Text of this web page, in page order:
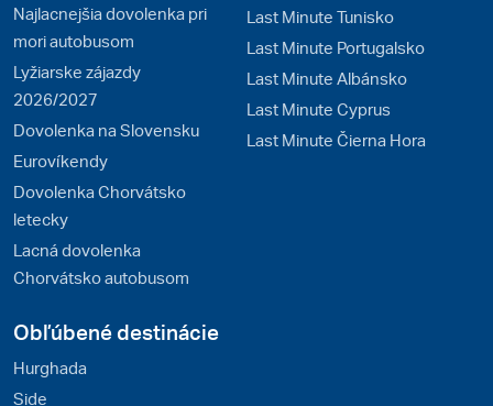
Najlacnejšia dovolenka pri
mori autobusom
Lyžiarske zájazdy
2026/2027
Dovolenka na Slovensku
Eurovíkendy
Dovolenka Chorvátsko
letecky
Lacná dovolenka
Chorvátsko autobusom
Last Minute Tunisko
Last Minute Portugalsko
Last Minute Albánsko
Last Minute Cyprus
Last Minute Čierna Hora
Obľúbené destinácie
Hurghada
Side